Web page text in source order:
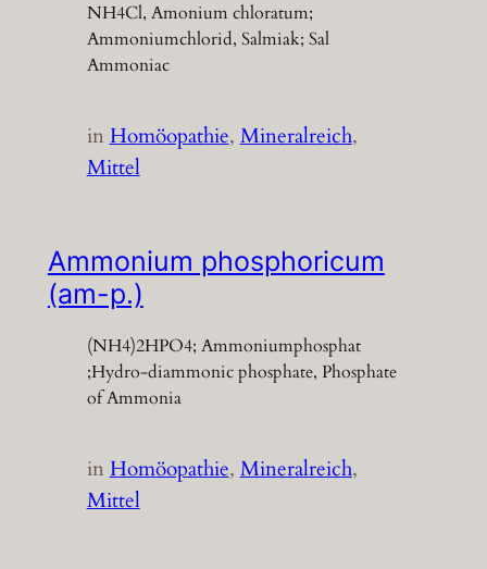
NH4Cl, Amonium chloratum;
Ammoniumchlorid, Salmiak; Sal
Ammoniac
inHomöopathie, Mineralreich
Mittel
Ammonium phosphoricum
(am-p.)
(NH4)2HPO4; Ammoniumphosphat
;Hydro-diammonic phosphate, Phosphate
of Ammonia
inHomöopathie, Mineralreich
Mittel